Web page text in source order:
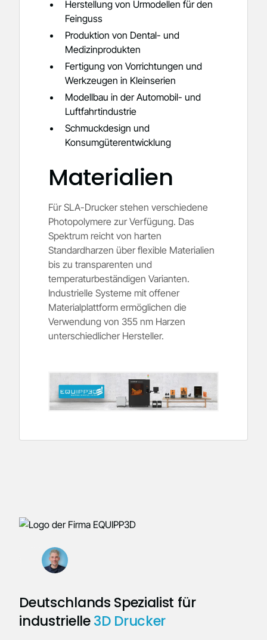
Herstellung von Urmodellen für den
Feinguss
Produktion von Dental- und
Medizinprodukten
Fertigung von Vorrichtungen und
Werkzeugen in Kleinserien
Modellbau in der Automobil- und
Luftfahrtindustrie
Schmuckdesign und
Konsumgüterentwicklung
Materialien
Für SLA-Drucker stehen verschiedene
Photopolymere zur Verfügung. Das
Spektrum reicht von harten
Standardharzen über flexible Materialien
bis zu transparenten und
temperaturbeständigen Varianten.
Industrielle Systeme mit offener
Materialplattform ermöglichen die
Verwendung von 355 nm Harzen
unterschiedlicher Hersteller.
Deutschlands Spezialist für
industrielle3D Drucker